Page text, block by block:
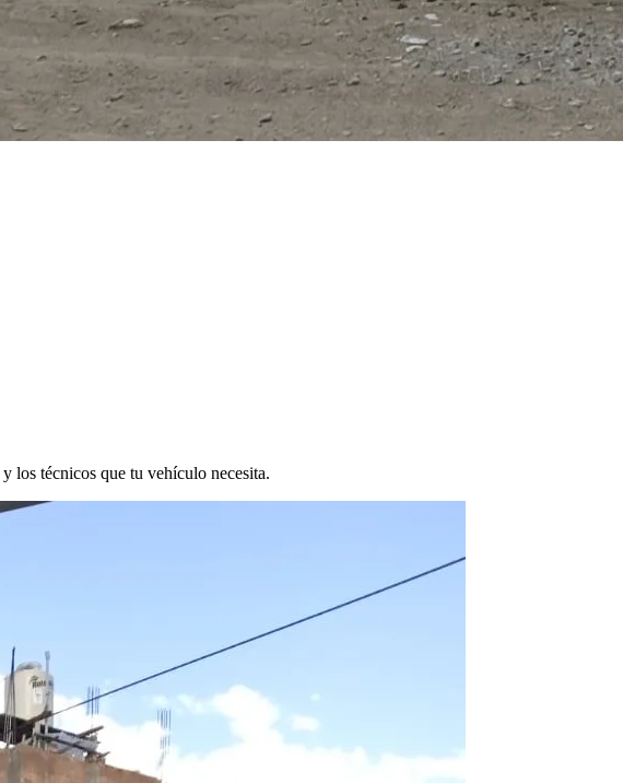
y los técnicos que tu vehículo necesita.